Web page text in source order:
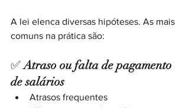
A lei elenca diversas hipóteses. As mais
comuns na prática são:
✅ Atraso ou falta de pagamento
de salários
Atrasos frequentes